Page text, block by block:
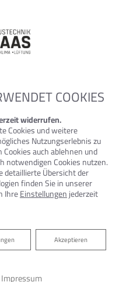
COOKIES
widerrufen.
Cookies und weitere
Nutzungserlebnis zu
auch ablehnen und
notwendigen Cookies nutzen.
detaillierte Übersicht der
finden Sie in unserer
IhreEinstellungenjederzeit
Akzeptieren
Impressum